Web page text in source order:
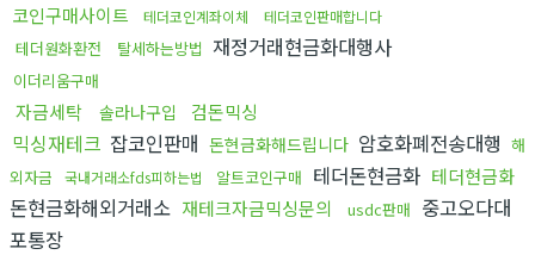
코인구매사이트 테더코인계좌이체 테더코인판매합니다
테더원화환전 탈세하는방법 재정거래현금화대행사
이더리움구매
자금세탁 솔라나구입 검돈믹싱
믹싱재테크 잡코인판매 돈현금화해드립니다 암호화폐전송대행 해
외자금
국내거래소fds피하는법 알트코인구매 테더돈현금화 테더현금화
돈현금화해외거래소 재테크자금믹싱문의 usdc판매 중고오다대
포통장